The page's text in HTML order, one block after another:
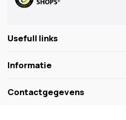
Usefull links
Informatie
Contactgegevens